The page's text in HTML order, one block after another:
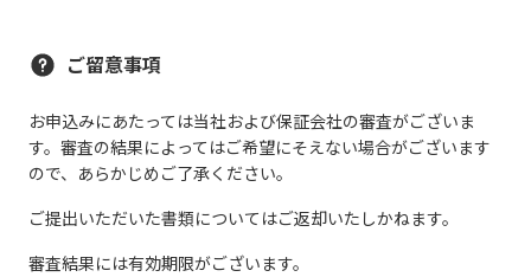
ご留意事項
お申込みにあたっては当社および保証会社の審査がございま
す。審査の結果によってはご希望にそえない場合がございます
ので、あらかじめご了承ください。
ご提出いただいた書類についてはご返却いたしかねます。
審査結果には有効期限がございます。